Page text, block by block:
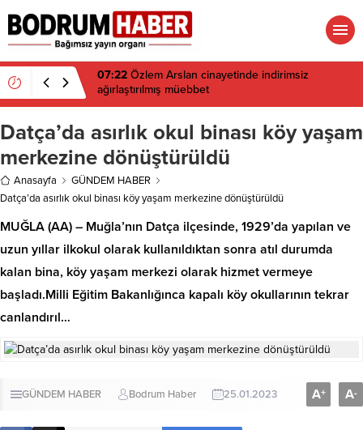
07:22 Özlem Arslan cinayetinde indirimsiz
ağırlaştırılmış müebbet
Datça’da asırlık okul binası köy yaşam
merkezine dönüştürüldü
Anasayfa
GÜNDEM HABER
Datça’da asırlık okul binası köy yaşam merkezine dönüştürüldü
MUĞLA (AA) – Muğla’nın Datça ilçesinde, 1929’da yapılan ve
uzun yıllar ilkokul olarak kullanıldıktan sonra atıl durumda
kalan bina, köy yaşam merkezi olarak hizmet vermeye
başladı.Milli Eğitim Bakanlığınca kapalı köy okullarının tekrar
canlandırıl…
GÜNDEM HABER Bodrum Haber 25.01.2023 A+ A-